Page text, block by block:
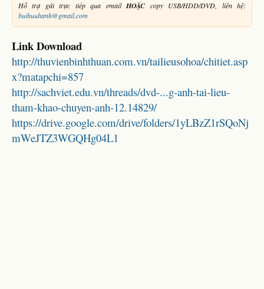
Hỗ trợ gửi trực tiếp qua emailHOẶC copy USB/HDD/DVD, liên hệ:
buihuuhanh@gmail.com
Link Download
http://thuvienbinhthuan.com.vn/tailieusohoa/chitiet.asp
x?matapchi=857
http://sachviet.edu.vn/threads/dvd-...g-anh-tai-lieu-
tham-khao-chuyen-anh-12.14829/
https://drive.google.com/drive/folders/1yLBzZ1rSQoNj
mWeJTZ3WGQHg04L1